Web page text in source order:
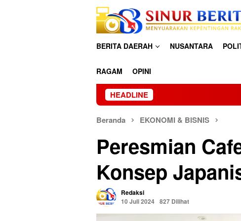
BERITA DAERAH NUSANTARA
RAGAM OPINI
HEADLINE
Beranda EKONOMI & BISNIS
Peresmian
Konsep
Redaksi
10 Juli 2024 827 Dilihat